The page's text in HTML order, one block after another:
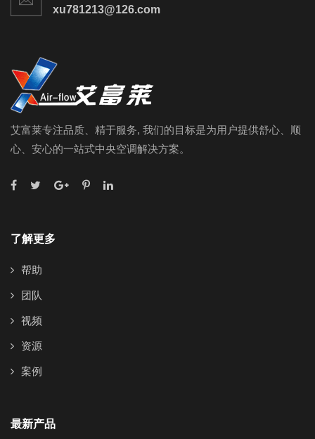
xu781213@126.com
艾富莱专注品质、精于服务, 我们的目标是为用户提供舒心、顺
心、安心的一站式中央空调解决方案。
了解更多
帮助
团队
视频
资源
案例
最新产品